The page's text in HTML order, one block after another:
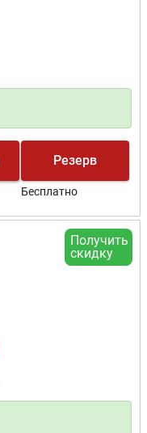
Резерв
Бесплатно
Получить
скидку